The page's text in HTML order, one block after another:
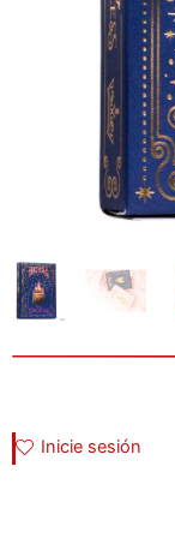
Inicie sesión